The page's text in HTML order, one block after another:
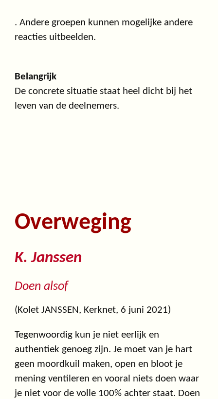
. Andere groepen kunnen mogelijke andere
reacties uitbeelden.
Belangrijk
De concrete situatie staat heel dicht bij het
leven van de deelnemers.
Overweging
K. Janssen
Doen alsof
(Kolet JANSSEN, Kerknet, 6 juni 2021)
Tegenwoordig kun je niet eerlijk en
authentiek genoeg zijn. Je moet van je hart
geen moordkuil maken, open en bloot je
mening ventileren en vooral niets doen waar
je niet voor de volle 100% achter staat. Doen